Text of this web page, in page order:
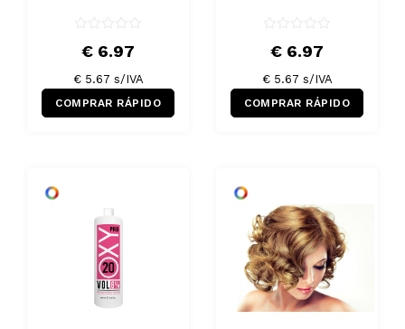
€ 6.97
€ 5.67 s/IVA
COMPRAR RÁPIDO
€ 6.97
€ 5.67 s/IVA
COMPRAR RÁPIDO